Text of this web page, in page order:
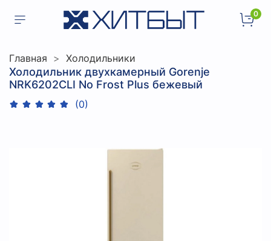
0
Главная Холодильники
Холодильник двухкамерный Gorenje
NRK6202CLI No Frost Plus бежевый
(0)